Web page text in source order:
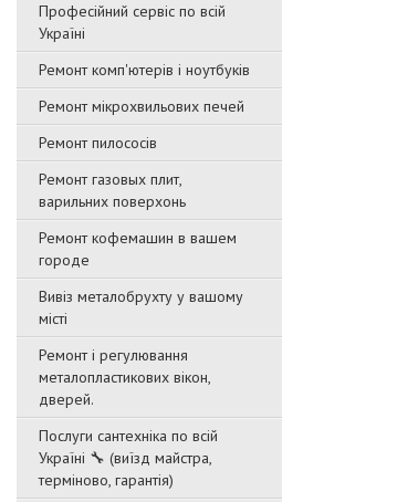
Професійний сервіс по всій
Україні
Ремонт комп'ютерів і ноутбуків
Ремонт мікрохвильових печей
Ремонт пилососів
Ремонт газовых плит,
варильних поверхонь
Ремонт кофемашин в вашем
городе
Вивіз металобрухту у вашому
місті
Ремонт і регулювання
металопластикових вікон,
дверей.
Послуги сантехніка по всій
Україні 🔧 (виїзд майстра,
терміново, гарантія)